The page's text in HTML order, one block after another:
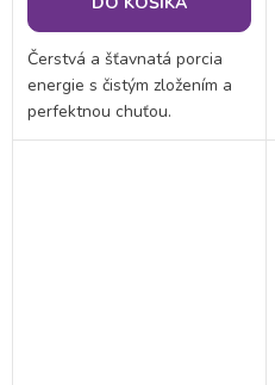
Čerstvá a šťavnatá porcia
energie s čistým zložením a
perfektnou chuťou.
Pripravená ako od babičky,